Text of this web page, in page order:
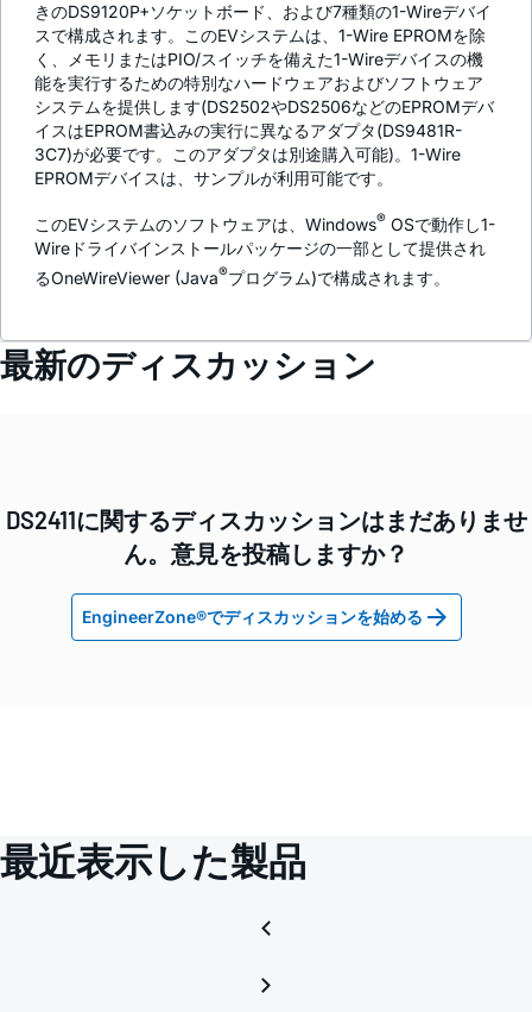
きのDS9120P+ソケットボード、および7種類の1-Wireデバイ
スで構成されます。このEVシステムは、1-Wire EPROMを除
く、メモリまたはPIO/スイッチを備えた1-Wireデバイスの機
能を実行するための特別なハードウェアおよびソフトウェア
システムを提供します(DS2502やDS2506などのEPROMデバ
イスはEPROM書込みの実行に異なるアダプタ(DS9481R-
3C7)が必要です。このアダプタは別途購入可能)。1-Wire
EPROMデバイスは、サンプルが利用可能です。
このEVシステムのソフトウェアは、Windows® OSで動作し1-
Wireドライバインストールパッケージの一部として提供され
るOneWireViewer (Java®プログラム)で構成されます。
最新のディスカッション
DS2411に関するディスカッションはまだありませ
ん。意見を投稿しますか？
EngineerZone®でディスカッションを始める
最近表示した製品